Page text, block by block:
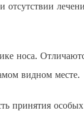
носа.
видном месте.
принятия